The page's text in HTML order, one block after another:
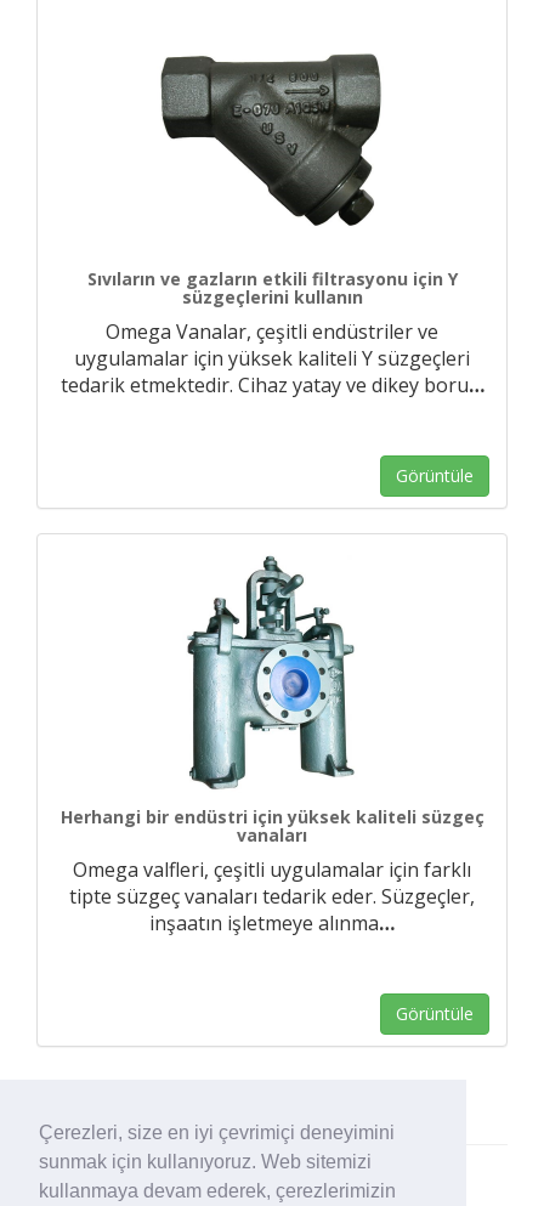
Çerezleri, size en iyi çevrimiçi deneyimini
sunmak için kullanıyoruz. Web sitemizi
kullanmaya devam ederek, çerezlerimizin
Sıvıların ve gazların etkili filtrasyonu için Y
süzgeçlerini kullanın
Omega Vanalar, çeşitli endüstriler ve
uygulamalar için yüksek kaliteli Y süzgeçleri
tedarik etmektedir. Cihaz yatay ve dikey boru…
Görüntüle
Herhangi bir endüstri için yüksek kaliteli süzgeç
vanaları
Omega valfleri, çeşitli uygulamalar için farklı
tipte süzgeç vanaları tedarik eder. Süzgeçler,
inşaatın işletmeye alınma…
Görüntüle